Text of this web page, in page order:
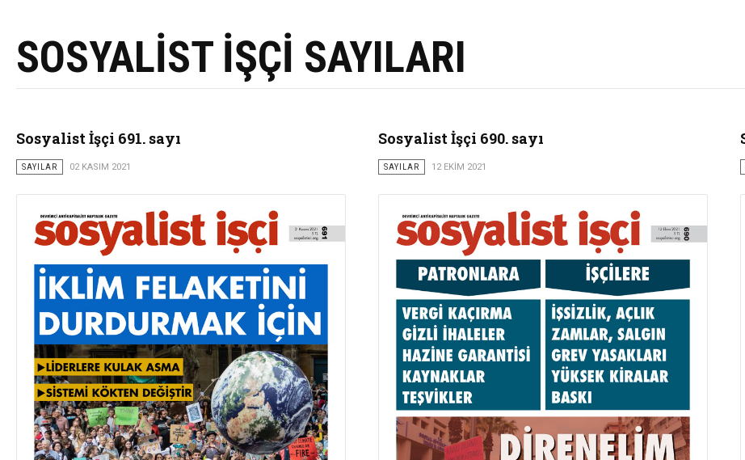
SOSYALİST İŞÇİ SAYILARI
Sosyalist İşçi 691. sayı
SAYILAR 02 KASIM 2021
Sosyalist İşçi 690. sayı
SAYILAR 12 EKIM 2021